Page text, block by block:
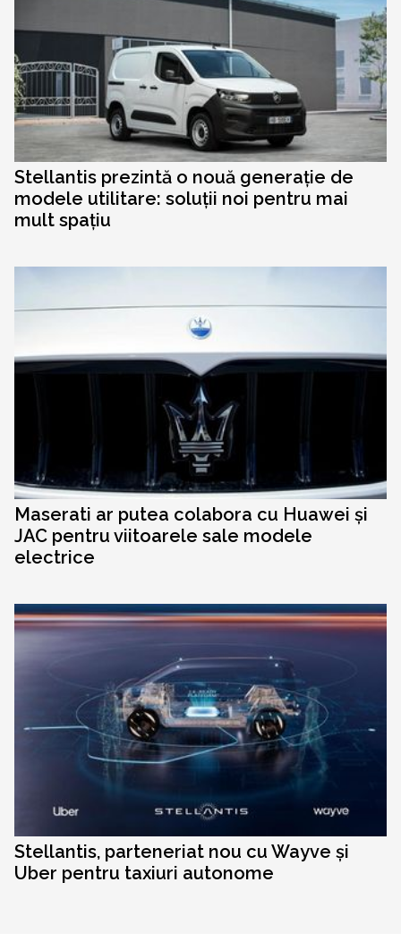
Stellantis prezintă o nouă generație de
modele utilitare: soluții noi pentru mai
mult spațiu
Maserati ar putea colabora cu Huawei și
JAC pentru viitoarele sale modele
electrice
Stellantis, parteneriat nou cu Wayve și
Uber pentru taxiuri autonome